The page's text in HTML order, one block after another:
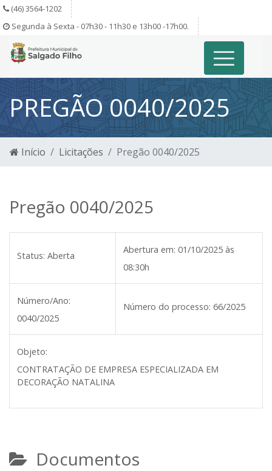
(46) 3564-1202
Segunda à Sexta - 07h30 - 11h30 e 13h00 -17h00.
PREGÃO 0040/2025
Início Licitações Pregão 0040/2025
Pregão 0040/2025
Status: Aberta
Abertura em: 01/10/2025 às
08:30h
Número/Ano:
0040/2025
Número do processo: 66/2025
Objeto:
CONTRATAÇÃO DE EMPRESA ESPECIALIZADA EM
DECORAÇÃO NATALINA
Documentos